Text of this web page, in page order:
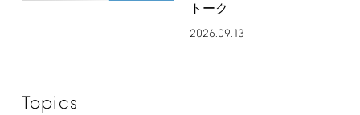
トーク
2026.09.13
Topics